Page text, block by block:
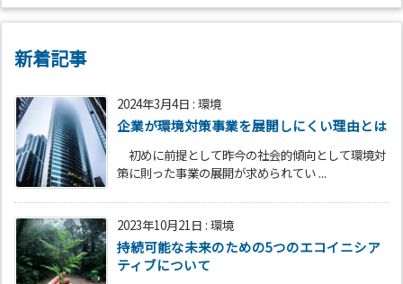
新着記事
2024年3月4日 : 環境
企業が環境対策事業を展開しにくい理由とは
初めに前提として昨今の社会的傾向として環境対
策に則った事業の展開が求められてい ...
2023年10月21日 : 環境
持続可能な未来のための5つのエコイニシア
ティブについて